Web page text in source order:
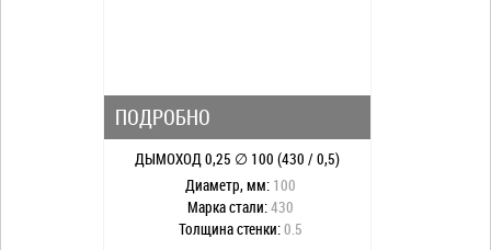
ПОДРОБНО
ДЫМОХОД 0,25 ∅ 100 (430 / 0,5)
Диаметр, мм: 100
Марка стали:430
Толщина стенки:0.5